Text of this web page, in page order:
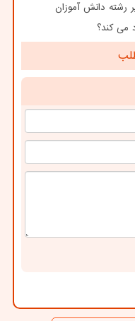
رشته دانش آموزان
می کند؟